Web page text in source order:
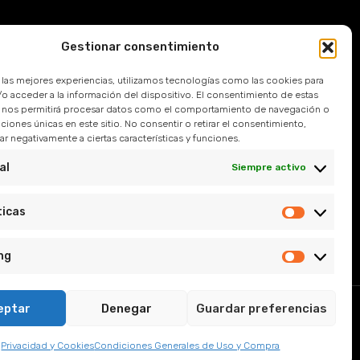
Gestionar consentimiento
las mejores experiencias, utilizamos tecnologías como las cookies para
o acceder a la información del dispositivo. El consentimiento de estas
permitirá procesar datos como el comportamiento de navegación o
únicas en este sitio. No consentir o retirar el consentimiento,
negativamente a ciertas características y funciones.
Siempre activo
Denegar Guardar preferencias
Privacidad y CookiesCondiciones Generales de Uso y Compra
Frecuentes